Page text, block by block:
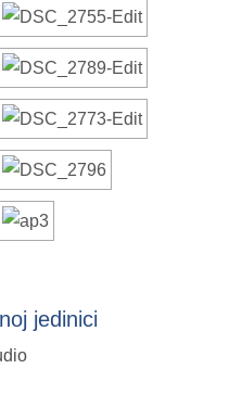
jedinici